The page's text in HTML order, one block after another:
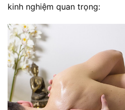
kinh nghiệm quan trọng: